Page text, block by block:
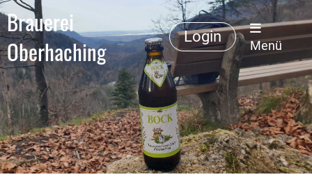
Brauerei
Oberhaching
Login
Menü